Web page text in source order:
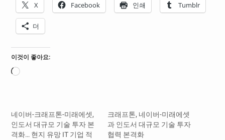
X Facebook 인쇄 Tumblr
더
이것이 좋아요:
로
네이버-크래프톤-미래에셋,
인도서 대규모 기술 투자 본
격화… 현지 유망 IT 기업 적
크래프톤, 네이버-미래에셋
과 인도서 대규모 기술 투자
협력 본격화